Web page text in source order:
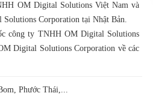
OM Digital Solutions Việt Nam và
Corporation tại Nhật Bản.
công ty TNHH OM Digital Solutions
Digital Solutions Corporation về các
Phước Thái,...